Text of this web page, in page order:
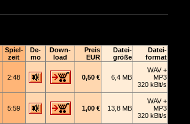
Spiel-
zeit
De-
mo
Down-
load
Preis
EUR
Datei-
größe
Datei-
format
2:48 0,50 € 6,4 MB
WAV +
MP3
320 kBit/s
5:59 1,00 € 13,8 MB
WAV +
MP3
320 kBit/s